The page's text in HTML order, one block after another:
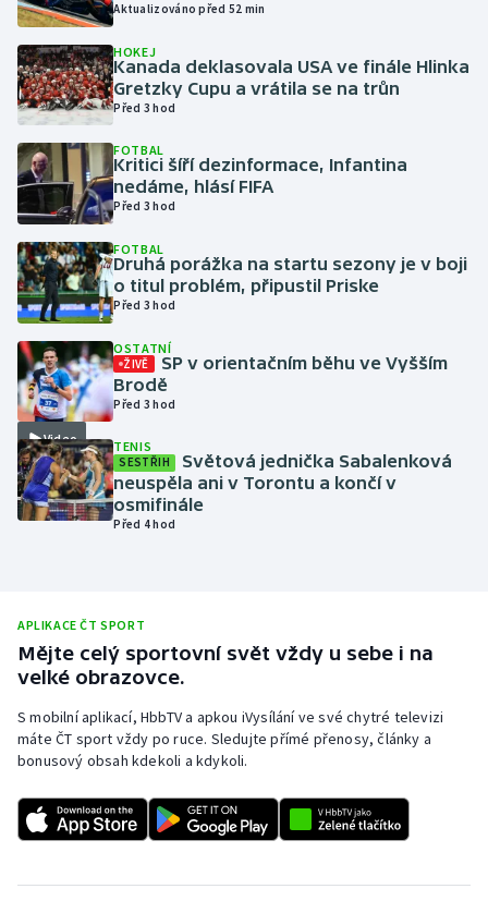
Házená
Jezdectví
Judo
Krasobruslení
Lyže a snowboard
Moderní pětiboj
Motorsport
Olympijské hry
Parasport
Ragby
Rychlobruslení
Rychlostní kanoistika
Short track
Aktualizováno před 52 min
HOKEJ
Kanada deklasovala USA ve finále Hlinka
Gretzky Cupu a vrátila se na trůn
Před 3 hod
FOTBAL
Kritici šíří dezinformace, Infantina
nedáme, hlásí FIFA
Před 3 hod
FOTBAL
Druhá porážka na startu sezony je v boji
o titul problém, připustil Priske
Před 3 hod
Video
OSTATNÍ
ŽIVĚ
SP v orientačním běhu ve Vyšším
Brodě
Před 3 hod
TENIS
SESTŘIH
Světová jednička Sabalenková
neuspěla ani v Torontu a končí v
osmifinále
Před 4 hod
APLIKACE ČT SPORT
Mějte celý sportovní svět vždy u sebe i na
velké obrazovce.
S mobilní aplikací, HbbTV a apkou iVysílání ve své chytré televizi
máte ČT sport vždy po ruce. Sledujte přímé přenosy, články a
bonusový obsah kdekoli a kdykoli.